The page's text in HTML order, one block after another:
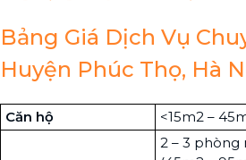
Bảng Giá Dịch Vụ
Huyện Phúc Thọ, Hà
Căn hộ <15m2 –
2 – 3 phòng